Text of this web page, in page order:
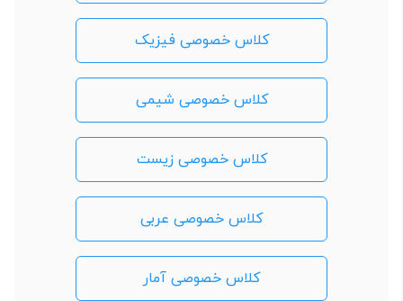
کلاس خصوصی فیزیک
کلاس خصوصی شیمی
کلاس خصوصی زیست
کلاس خصوصی عربی
کلاس خصوصی آمار